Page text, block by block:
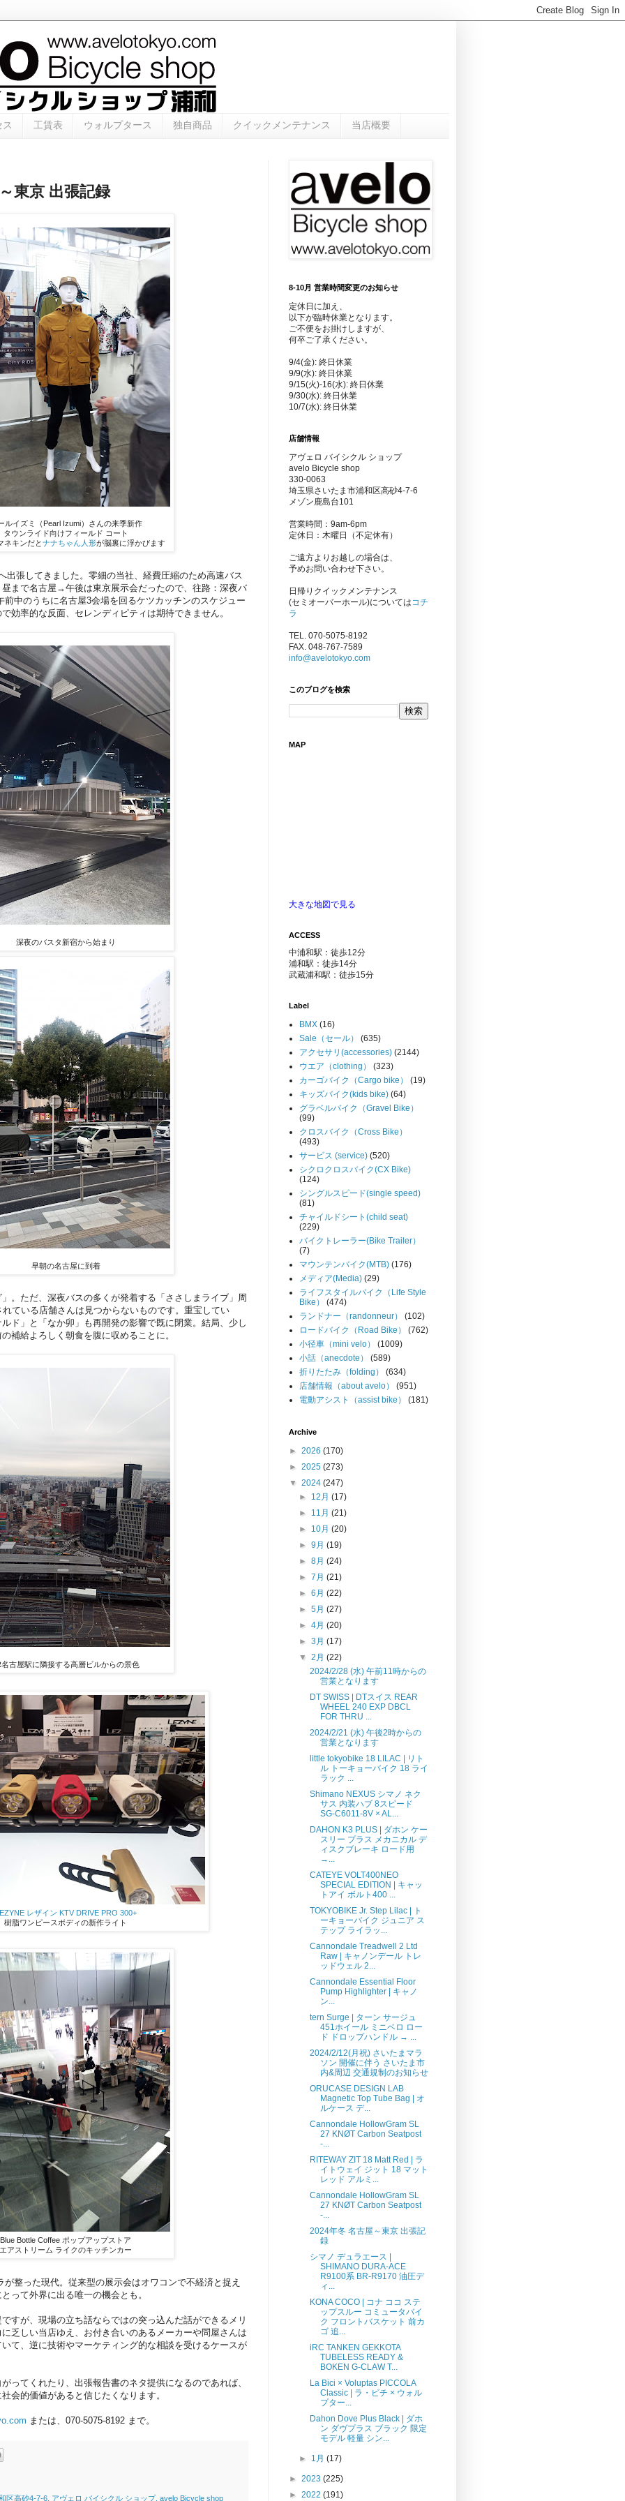
工賃表 ウォルプタース 独自商品 クイックメンテナンス 当店概要
東京 出張記録
ルイズミ（Pearl Izumi）さんの来季新作
タウンライド向けフィールド コート
ネキンだとナナちゃん人形が脳裏に浮かびます
出張してきました。零細の当社、経費圧縮のため高速バス
まで名古屋→午後は東京展示会だったので、往路：深夜バ
前中のうちに名古屋3会場を回るケツカッチンのスケジュー
効率的な反面、セレンディピティは期待できません。
深夜のバスタ新宿から始まり
早朝の名古屋に到着
。ただ、深夜バスの多くが発着する「ささしまライブ」周
ている店舗さんは見つからないものです。重宝してい
ド」と「なか卯」も再開発の影響で既に閉業。結局、少し
補給よろしく朝食を腹に収めることに。
古屋駅に隣接する高層ビルからの景色
レザイン KTV DRIVE PRO 300+
樹脂ワンピースボディの新作ライト
Blue Bottle Coffee ポップアップストア
エアストリーム ライクのキッチンカー
整った現代。従来型の展示会はオワコンで不経済と捉え
って外界に出る唯一の機会とも。
すが、現場の立ち話ならではの突っ込んだ話ができるメリ
乏しい当店ゆえ、お付き合いのあるメーカーや問屋さんは
て、逆に技術やマーケティング的な相談を受けるケースが
ってくれたり、出張報告書のネタ提供になるのであれば、
会的価値があると信じたくなります。
または、070-5075-8192 まで。
区高砂4-7-6, アヴェロ バイシクル ショップ, avelo Bicycle shop
8-10月 営業時間変更のお知らせ
定休日に加え、
以下が臨時休業となります。
ご不便をお掛けしますが、
何卒ご了承ください。
9/4(金): 終日休業
9/9(水): 終日休業
9/15(火)-16(水): 終日休業
9/30(水): 終日休業
10/7(水): 終日休業
店舗情報
アヴェロ バイシクル ショップ
avelo Bicycle shop
330-0063
埼玉県さいたま市浦和区高砂4-7-6
メゾン鹿島台101
営業時間：9am-6pm
定休日：木曜日（不定休有）
ご遠方よりお越しの場合は、
予めお問い合わせ下さい。
日帰りクイックメンテナンス
(セミオーバーホール)については コチ
ラ
TEL. 070-5075-8192
FAX. 048-767-7589
info@avelotokyo.com
このブログを検索
MAP
大きな地図で見る
ACCESS
中浦和駅：徒歩12分
浦和駅：徒歩14分
武蔵浦和駅：徒歩15分
Label
BMX (16)
Sale（セール）
(635)
アクセサリ(accessories) (2144)
ウエア（clothing）
(323)
カーゴバイク（Cargo bike）
(19)
キッズバイク(kids bike) (64)
グラベルバイク（Gravel Bike）
(99)
クロスバイク（Cross Bike）
(493)
サービス (service) (520)
シクロクロスバイク(CX Bike)
(124)
シングルスピード(single speed)
(81)
チャイルドシート(child seat)
(229)
バイクトレーラー(Bike Trailer）
(7)
マウンテンバイク(MTB) (176)
メディア(Media) (29)
ライフスタイルバイク（Life Style
Bike）
(474)
ランドナー（randonneur）
(102)
ロードバイク（Road Bike）
(762)
小径車（mini velo）
(1009)
小話（anecdote）
(589)
折りたたみ（folding）
(634)
店舗情報（about avelo）
(951)
電動アシスト（assist bike）
(181)
Archive
► 2026 (170)
► 2025 (273)
▼ 2024 (247)
► 12月(17)
► 11月(21)
► 10月(20)
►9月(19)
►8月(24)
►7月(21)
►6月(22)
►5月(27)
►4月(20)
►3月(17)
▼2月(22)
2024/2/28 (水) 午前11時からの
営業となります
DT SWISS | DTスイス REAR
WHEEL 240 EXP DBCL
FOR THRU ...
2024/2/21 (水) 午後2時からの
営業となります
little tokyobike 18 LILAC | リト
ル トーキョーバイク 18 ライ
ラック ...
Shimano NEXUS シマノ ネク
サス 内装ハブ 8スピード
SG-C6011-8V × AL...
DAHON K3 PLUS | ダホン ケー
スリー プラス メカニカル デ
ィスクブレーキ ロード用
→...
CATEYE VOLT400NEO
SPECIAL EDITION | キャッ
トアイ ボルト400 ...
TOKYOBIKE Jr. Step Lilac | ト
ーキョーバイク ジュニア ス
テップ ライラッ...
Cannondale Treadwell 2 Ltd
Raw | キャノンデール トレ
ッドウェル 2...
Cannondale Essential Floor
Pump Highlighter | キャノ
ン...
tern Surge | ターン サージュ
451ホイール ミニベロ ロー
ド ドロップハンドル → ...
2024/2/12(月祝) さいたまマラ
ソン 開催に伴う さいたま市
内&周辺 交通規制のお知らせ
ORUCASE DESIGN LAB
Magnetic Top Tube Bag | オ
ルケース デ...
Cannondale HollowGram SL
27 KNØT Carbon Seatpost
-...
RITEWAY ZIT 18 Matt Red | ラ
イトウェイ ジット 18 マット
レッド アルミ...
Cannondale HollowGram SL
27 KNØT Carbon Seatpost
-...
2024年冬 名古屋～東京 出張記
録
シマノ デュラエース |
SHIMANO DURA-ACE
R9100系 BR-R9170 油圧デ
ィ...
KONA COCO | コナ ココ ステ
ップスルー コミュータバイ
ク フロントバスケット 前カ
ゴ 追...
iRC TANKEN GEKKOTA
TUBELESS READY &
BOKEN G-CLAW T...
La Bici × Voluptas PICCOLA
Classic | ラ・ビチ × ウォル
プター...
Dahon Dove Plus Black | ダホ
ン ダヴプラス ブラック 限定
モデル 軽量 シン...
► 1月(17)
► 2023 (225)
► 2022 (191)